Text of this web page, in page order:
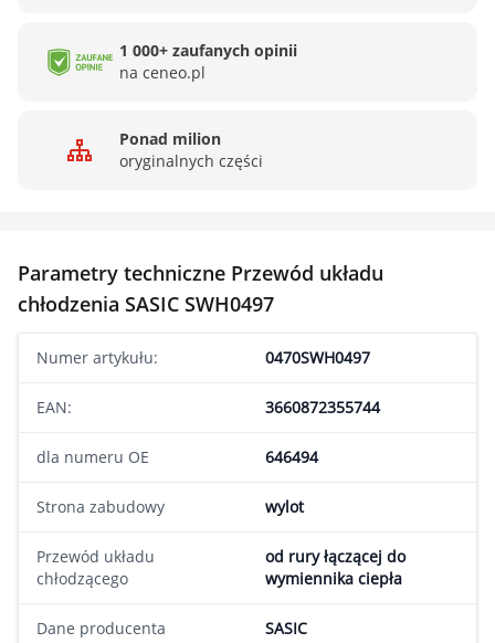
1 000+ zaufanych opinii
na ceneo.pl
Ponad milion
oryginalnych części
Parametry techniczne Przewód układu
chłodzenia SASIC SWH0497
Numer artykułu: 0470SWH0497
EAN: 3660872355744
dla numeru OE 646494
Strona zabudowy wylot
Przewód układu
chłodzącego
od rury łączącej do
wymiennika ciepła
Dane producenta
SASIC